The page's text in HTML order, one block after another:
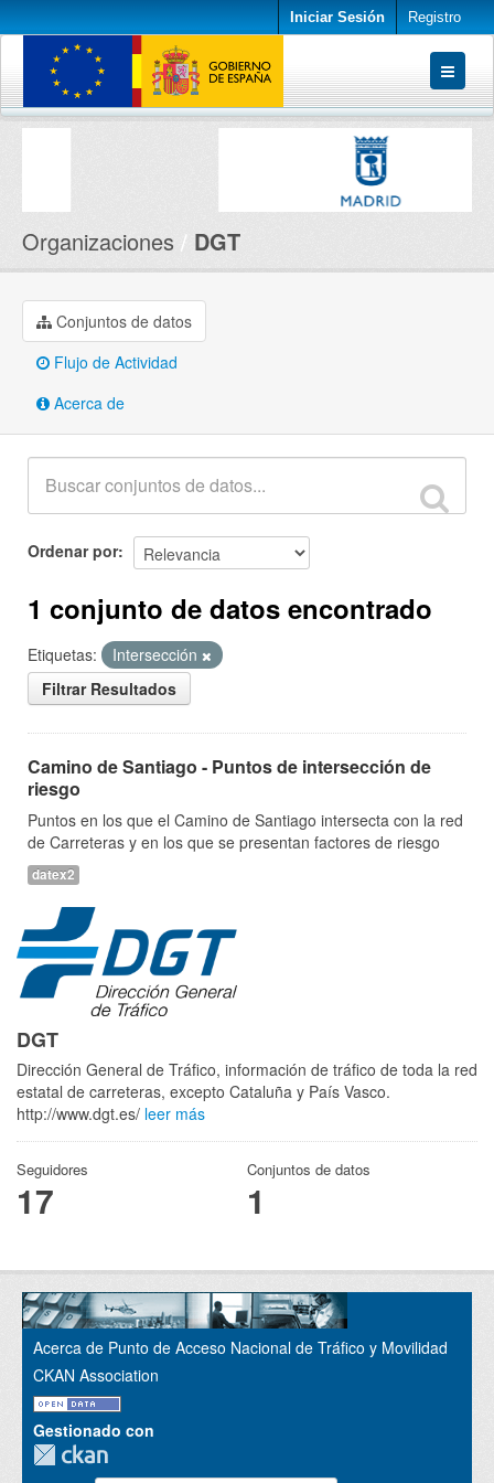
Iniciar Sesión Registro
Conjuntos de datos
Organizaciones DGT
Conjuntos de datos
Flujo de Actividad
Acerca de
Ordenar por
1 conjunto de datos encontrado
Etiquetas:
Intersección
Filtrar Resultados
Camino de Santiago - Puntos de intersección de
riesgo
Puntos en los que el Camino de Santiago intersecta con la red
de Carreteras y en los que se presentan factores de riesgo
datex2
DGT
Dirección General de Tráfico, información de tráfico de toda la red
estatal de carreteras, excepto Cataluña y País Vasco.
http://www.dgt.es/ leer más
Seguidores
17
Conjuntos de datos
1
Acerca de Punto de Acceso Nacional de Tráfico y Movilidad
CKAN Association
Gestionado con